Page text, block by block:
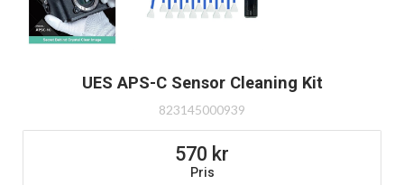
UES APS-C Sensor Cleaning Kit
823145000939
Pris
570